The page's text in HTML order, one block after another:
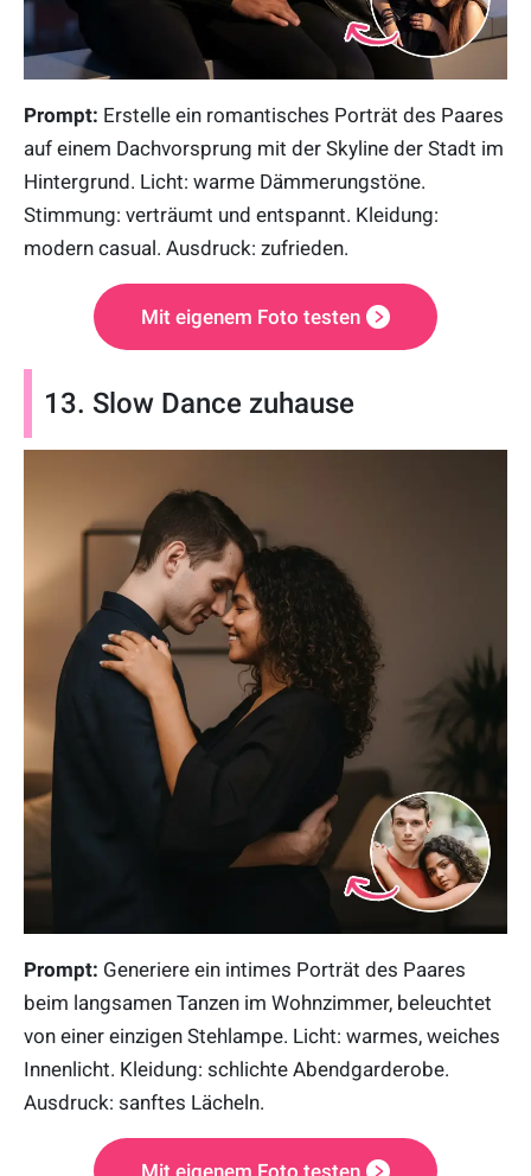
Prompt: Erstelle ein romantisches Porträt des Paares
auf einem Dachvorsprung mit der Skyline der Stadt im
Hintergrund. Licht: warme Dämmerungstöne.
Stimmung: verträumt und entspannt. Kleidung:
modern casual. Ausdruck: zufrieden.
Mit eigenem Foto testen
13. Slow Dance zuhause
Prompt: Generiere ein intimes Porträt des Paares
beim langsamen Tanzen im Wohnzimmer, beleuchtet
von einer einzigen Stehlampe. Licht: warmes, weiches
Innenlicht. Kleidung: schlichte Abendgarderobe.
Ausdruck: sanftes Lächeln.